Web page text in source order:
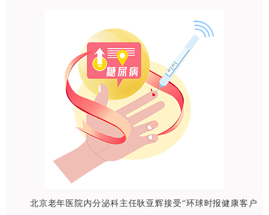
北京老年医院内分泌科主任耿亚辉接受“环球时报健康客户